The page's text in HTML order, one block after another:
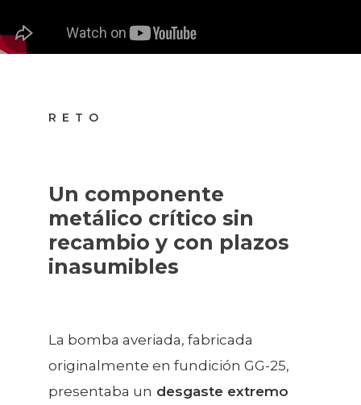
RETO
Un componente
metálico crítico sin
recambio y con plazos
inasumibles
La bomba averiada, fabricada
originalmente en fundición GG-25,
presentaba un desgaste extremo